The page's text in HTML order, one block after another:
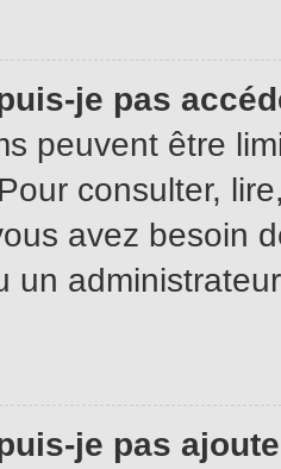
je pas
peuvent être
consulter,
avez besoin
un
je pas